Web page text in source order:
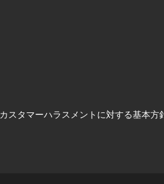
カスタマーハラスメントに対する基本方